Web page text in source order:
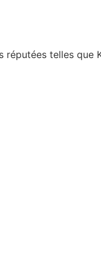
telles que